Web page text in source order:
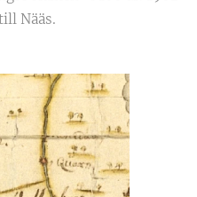
Nääs.